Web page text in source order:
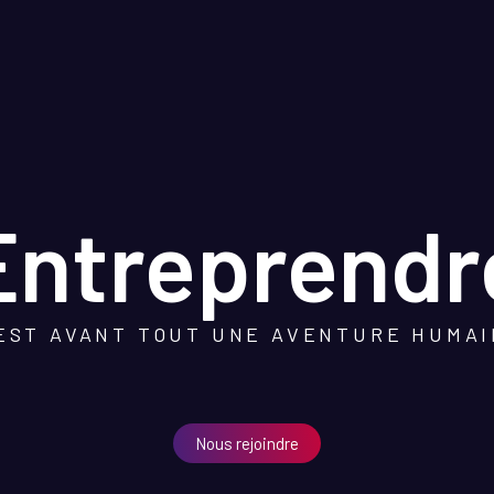
AVANT TOUT UNE AVENTURE
Nous rejoindre